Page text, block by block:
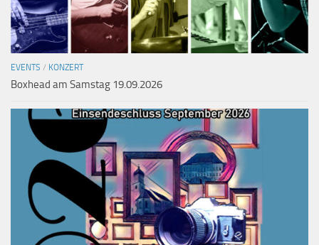
EVENTS / KONZERT
Boxhead am Samstag 19.09.2026